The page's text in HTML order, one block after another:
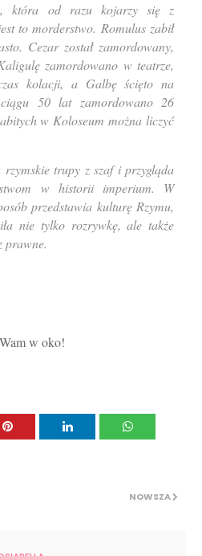
która od razu kojarzy się z
to morderstwo. Romulus zabił
Cezar został zamordowany,
zamordowano w teatrze,
kolacji, a Galbę ścięto na
50 lat zamordowano 26
w Koloseum można liczyć
trupy z szaf i przygląda
w historii imperium. W
przedstawia kulturę Rzymu,
nie tylko rozrywkę, ale także
prawne.
w oko!
NOWSZA